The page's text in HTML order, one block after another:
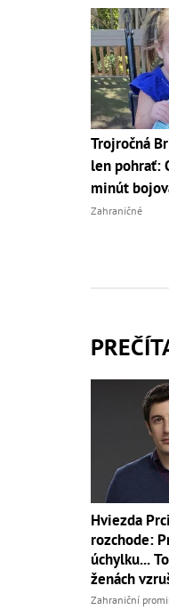
Trojročná
len pohrať:
minút
Zahraničné
Hviezda
rozchode:
úchylku...
ženách
Zahraniční